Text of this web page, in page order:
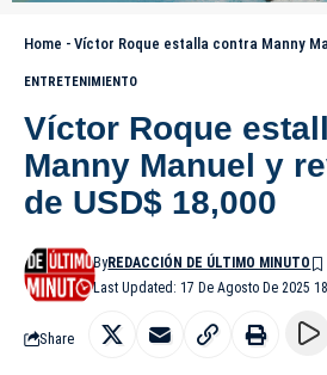
Home - Víctor Roque estalla contra Manny Manuel
ENTRETENIMIENTO
Víctor Roque
Manny Manuel y
de USD$ 18,000
Last Updated: 17 De Agosto De 2025
ByREDACCIÓN DE ÚLTIMO MINUTO
Share